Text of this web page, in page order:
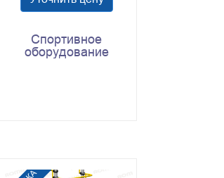
Спортивное
оборудование